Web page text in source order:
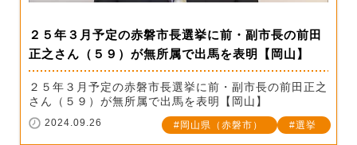
２５年３月予定の赤磐市長選挙に前・副市長の前田
正之さん（５９）が無所属で出馬を表明【岡山】
２５年３月予定の赤磐市長選挙に前・副市長の前田正之
さん（５９）が無所属で出馬を表明【岡山】
2024.09.26 岡山県（赤磐市） 選挙